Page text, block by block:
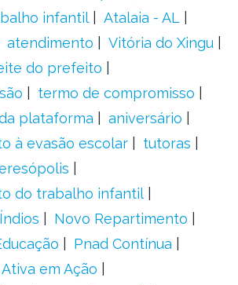
infantil
Atalaia - AL
atendimento
Vitória do Xingu
do prefeito
termo de compromisso
plataforma
aniversário
à evasão escolar
tutoras
do trabalho infantil
Novo Repartimento
Pnad Contínua
em Ação